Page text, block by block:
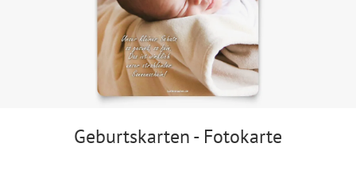
Geburtskarten - Fotokarte